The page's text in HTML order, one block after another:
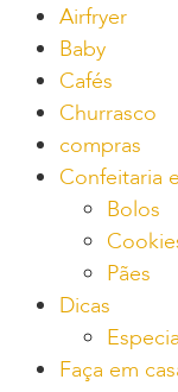
Airfryer
Baby
Cafés
Churrasco
compras
Confeitaria
Bolos
Pães
Dicas
Faça em